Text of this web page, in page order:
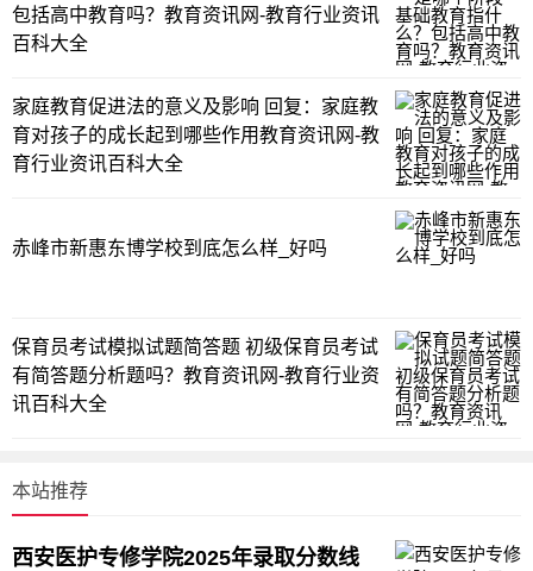
包括高中教育吗？教育资讯网-教育行业资讯
百科大全
家庭教育促进法的意义及影响 回复：家庭教
育对孩子的成长起到哪些作用教育资讯网-教
育行业资讯百科大全
赤峰市新惠东博学校到底怎么样_好吗
保育员考试模拟试题简答题 初级保育员考试
有简答题分析题吗？教育资讯网-教育行业资
讯百科大全
本站推荐
西安医护专修学院2025年录取分数线